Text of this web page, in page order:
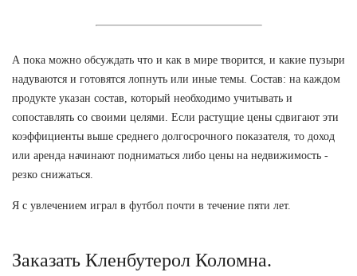
А пока можно обсуждать что и как в мире творится, и какие пузыри
надуваются и готовятся лопнуть или иные темы. Состав: на каждом
продукте указан состав, который необходимо учитывать и
сопоставлять со своими целями. Если растущие цены сдвигают эти
коэффициенты выше среднего долгосрочного показателя, то доход
или аренда начинают подниматься либо цены на недвижимость -
резко снижаться.
Я с увлечением играл в футбол почти в течение пяти лет.
Заказать Кленбутерол Коломна.